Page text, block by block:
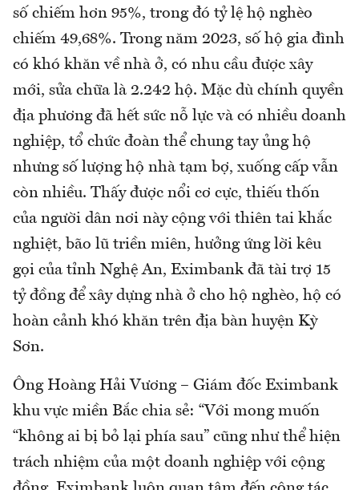
số chiếm hơn 95%, trong đó tỷ lệ hộ nghèo
chiếm 49,68%. Trong năm 2023, số hộ gia đình
có khó khăn về nhà ở, có nhu cầu được xây
mới, sửa chữa là 2.242 hộ. Mặc dù chính quyền
địa phương đã hết sức nỗ lực và có nhiều doanh
nghiệp, tổ chức đoàn thể chung tay ủng hộ
nhưng số lượng hộ nhà tạm bợ, xuống cấp vẫn
còn nhiều. Thấy được nổi cơ cực, thiếu thốn
của người dân nơi này cộng với thiên tai khắc
nghiệt, bão lũ triền miên, hưởng ứng lời kêu
gọi của tỉnh Nghệ An, Eximbank đã tài trợ 15
tỷ đồng để xây dựng nhà ở cho hộ nghèo, hộ có
hoàn cảnh khó khăn trên địa bàn huyện Kỳ
Sơn.
Ông Hoàng Hải Vương – Giám đốc Eximbank
khu vực miền Bắc chia sẻ: “Với mong muốn
“không ai bị bỏ lại phía sau” cũng như thể hiện
trách nhiệm của một doanh nghiệp với cộng